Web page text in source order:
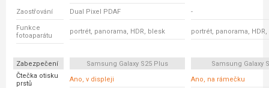
Zaostřování Dual Pixel PDAF -
Funkce
fotoaparátu
portrét, panorama, HDR, blesk portrét, panorama,
Zabezpečení Samsung Galaxy S25 Plus
Samsung Galaxy
Čtečka otisku
prstů
Ano, v displeji Ano, na rámečku